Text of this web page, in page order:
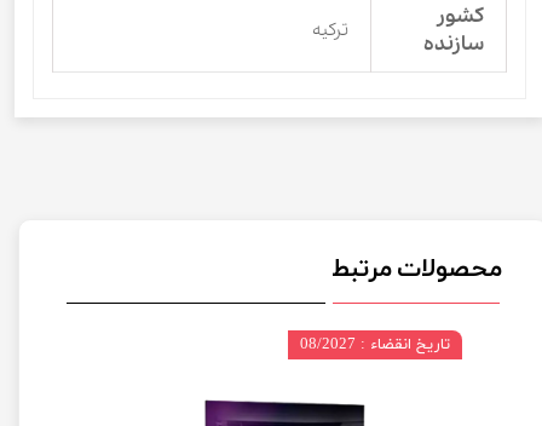
کشور
سازنده
ترکیه
محصولات مرتبط
تاریخ انقضاء : 08/2027